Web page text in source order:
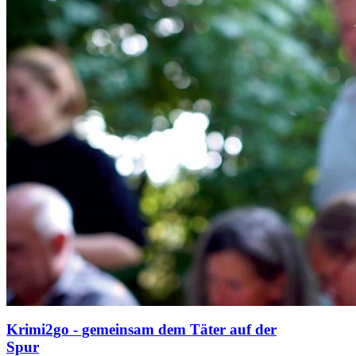
Krimi2go - gemeinsam dem Täter auf der
Spur